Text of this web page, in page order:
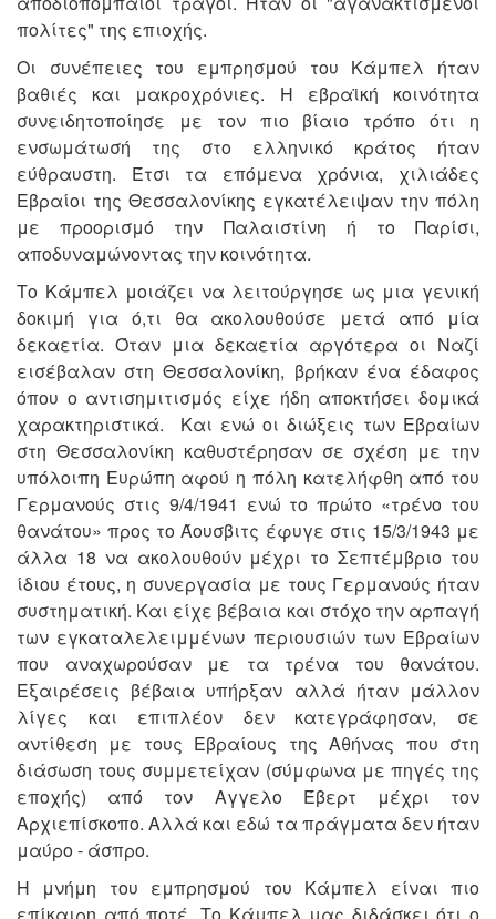
πολίτες" της επιοχής.
Οι συνέπειες του εμπρησμού του Κάμπελ ήταν
βαθιές και μακροχρόνιες. Η εβραϊκή κοινότητα
συνειδητοποίησε με τον πιο βίαιο τρόπο ότι η
ενσωμάτωσή της στο ελληνικό κράτος ήταν
εύθραυστη. Έτσι τα επόμενα χρόνια, χιλιάδες
Εβραίοι της Θεσσαλονίκης εγκατέλειψαν την πόλη
με προορισμό την Παλαιστίνη ή το Παρίσι,
αποδυναμώνοντας την κοινότητα.
Το Κάμπελ μοιάζει να λειτούργησε ως μια γενική
δοκιμή για ό,τι θα ακολουθούσε μετά από μία
δεκαετία. Όταν μια δεκαετία αργότερα οι Ναζί
εισέβαλαν στη Θεσσαλονίκη, βρήκαν ένα έδαφος
όπου ο αντισημιτισμός είχε ήδη αποκτήσει δομικά
χαρακτηριστικά. Και ενώ οι διώξεις των Εβραίων
στη Θεσσαλονίκη καθυστέρησαν σε σχέση με την
υπόλοιπη Ευρώπη αφού η πόλη κατελήφθη από του
Γερμανούς στις 9/4/1941 ενώ το πρώτο «τρένο του
θανάτου» προς το Άουσβιτς έφυγε στις 15/3/1943 με
άλλα 18 να ακολουθούν μέχρι το Σεπτέμβριο του
ίδιου έτους, η συνεργασία με τους Γερμανούς ήταν
συστηματική. Και είχε βέβαια και στόχο την αρπαγή
των εγκαταλελειμμένων περιουσιών των Εβραίων
που αναχωρούσαν με τα τρένα του θανάτου.
Εξαιρέσεις βέβαια υπήρξαν αλλά ήταν μάλλον
λίγες και επιπλέον δεν κατεγράφησαν, σε
αντίθεση με τους Εβραίους της Αθήνας που στη
διάσωση τους συμμετείχαν (σύμφωνα με πηγές της
εποχής) από τον Αγγελο Έβερτ μέχρι τον
Αρχιεπίσκοπο. Αλλά και εδώ τα πράγματα δεν ήταν
μαύρο - άσπρο.
Η μνήμη του εμπρησμού του Κάμπελ είναι πιο